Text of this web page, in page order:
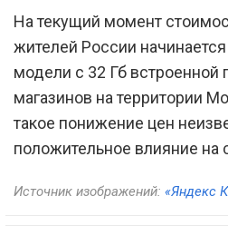
На текущий момент
жителей России
модели с 32 Гб встроенной
магазинов на территории
такое понижение цен
положительное влияние на
Источник изображений: «Яндекс